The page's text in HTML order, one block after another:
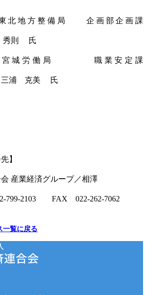
備局 企画部企画課
氏
局 職業安定課
美 氏
】
会 産業経済グループ／相澤
FAX 022-262-7062
一覧に戻る